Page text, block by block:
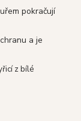
pokračují
a je
z bílé